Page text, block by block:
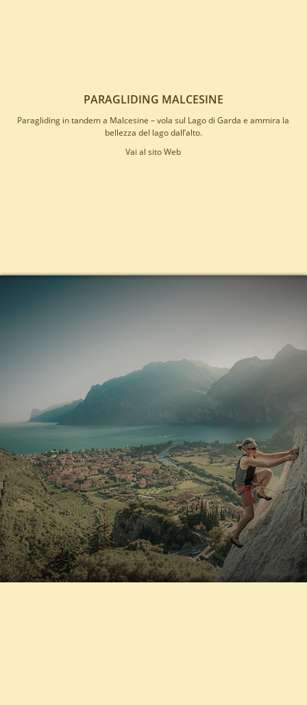
PARAGLIDING MALCESINE
Paragliding in tandem a Malcesine – vola sul Lago di Garda e ammira la
bellezza del lago dall’alto.
Vai al sito Web